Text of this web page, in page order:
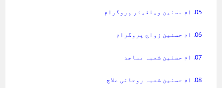
05. ام حسنین ویلفیئر پروگرام
06. ام حسنین زواج پروگرام
07. ام حسنین شعبہ مساجد
08. ام حسنین شعبہ روحانی علاج